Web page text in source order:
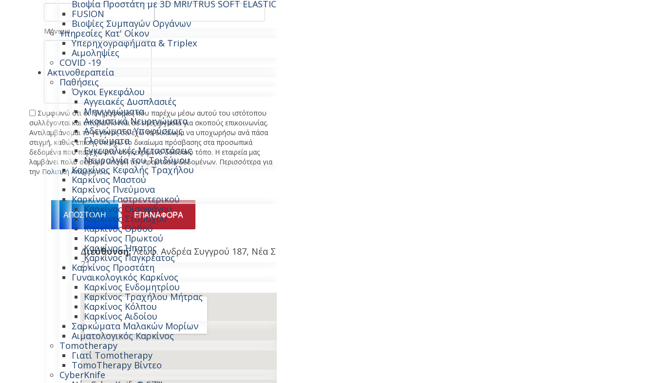
Βιοψία Προστάτη με 3D MRI/TRUS SOFT ELASTIC
FUSION
Βιοψίες Συμπαγών Οργάνων
Υπηρεσίες Κατ' Οίκον
Υπερηχογραφήματα & Triplex
Αιμοληψίες
COVID -19
Ακτινοθεραπεία
Παθήσεις
Όγκοι Εγκεφάλου
Αγγειακές Δυσπλασιές
Μηνιγγιώματα
Ακουστικά Νευρινώματα
Αδενώματα Υποφύσεως
Γλοιώματα
Εγκεφαλικές Μεταστάσεις
Νευραλγία του Τριδύμου
Καρκίνος Κεφαλής Τραχήλου
Καρκίνος Μαστού
Καρκίνος Πνεύμονα
Καρκίνος Γαστρεντερικού
Καρκίνος Οισοφάγου
Καρκίνος Στομάχου
Καρκίνος Ορθού
Καρκίνος Πρωκτού
Καρκίνος Ήπατος
Καρκίνος Παγκρέατος
Καρκίνος Προστάτη
Γυναικολογικός Καρκίνος
Καρκίνος Ενδομητρίου
Καρκίνος Τραχήλου Μήτρας
Καρκίνος Κόλπου
Καρκίνος Αιδοίου
Σαρκώματα Μαλακών Μορίων
Αιματολογικός Καρκίνος
Tomotherapy
Γιατί Tomotherapy
TomoTherapy Βίντεο
CyberKnife
Μήνυμα
Συμφωνώ ότι οι πληροφορίες που παρέχω μέσω αυτού του ιστότοπου
συλλέγονται και υποβάλλονται σε επεξεργασία για σκοπούς επικοινωνίας.
Αντιλαμβάνομαι το γεγονός ότι έχω το δικαίωμα να υποχωρήσω ανά πάσα
στιγμή, καθώς επίσης ότι έχω το δικαίωμα πρόσβασης στα προσωπικά
δεδομένα που παρέχω στο συγκεκριμένο δικτυακό τόπο. Η εταιρεία μας
λαμβάνει πολύ σοβαρά υπόψη την προστασία δεδομένων. Περισσότερα για
την Πολιτική Απορρήτου.
ΑΠΟΣΤΟΛΉ ΕΠΑΝΑΦΟΡΆ
Διεύθυνση:Λεωφ. Ανδρέα Συγγρού 187, Νέα Σµύρνη 171
21